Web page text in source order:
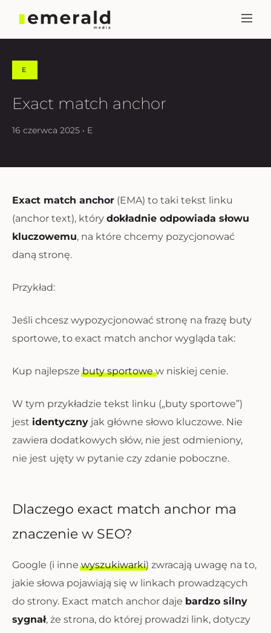
E
Exact match anchor
16 czerwca 2025 • E
Exact match anchor (EMA) to taki tekst linku
(anchor text), który dokładnie odpowiada słowu
kluczowemu, na które chcemy pozycjonować
daną stronę.
Przykład:
Jeśli chcesz wypozycjonować stronę na frazę buty
sportowe, to exact match anchor wygląda tak:
Kup najlepszebuty sportowew niskiej cenie.
W tym przykładzie tekst linku („buty sportowe”)
jest identyczny jak główne słowo kluczowe. Nie
zawiera dodatkowych słów, nie jest odmieniony,
nie jest ujęty w pytanie czy zdanie poboczne.
Dlaczego exact match anchor ma
znaczenie w SEO?
Google (i innewyszukiwarki) zwracają uwagę na to,
jakie słowa pojawiają się w linkach prowadzących
do strony. Exact match anchor daje bardzo silny
sygnał, że strona, do której prowadzi link, dotyczy